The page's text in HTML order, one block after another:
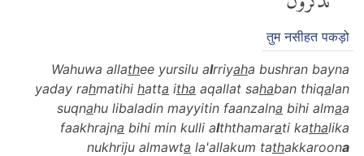
तुम नसीहत पकड़ो
Wahuwa allathee yursilu alrriyaha bushran bayna
yaday rahmatihi hatta itha aqallat sahaban thiqalan
suqnahu libaladin mayyitin faanzalna bihi almaa
faakhrajna bihi min kulli alththamarati kathalika
nukhriju almawta la'allakum tathakkaroona